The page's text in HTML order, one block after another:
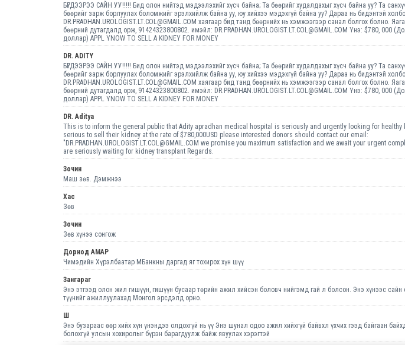
БҮГДЭЭРЭЭ САЙН УУ!!!!! Бид олон нийтэд мэдээлэхийг хүсч байна; Та бөөрийг худалдахыг хүсч байна уу? Та
бөөрийг зарж борлуулах боломжийг эрэлхийлж байна уу, юу хийхээ мэдэхгүй байна уу? Дараа нь бидэнтэй
DR.PRADHAN.UROLOGIST.LT.COL@GMAIL.COM хаягаар бид танд бөөрнийх нь хэмжээгээр санал болгох болно.
бөөрний дутагдалд орж, 91424323800802. имэйл: DR.PRADHAN.UROLOGIST.LT.COL@GMAIL.COM Yнэ: $780, 000
доллар) APPL YNOW TO SELL A KIDNEY FOR MONEY
DR. ADITY
БҮГДЭЭРЭЭ САЙН УУ!!!!! Бид олон нийтэд мэдээлэхийг хүсч байна; Та бөөрийг худалдахыг хүсч байна уу? Та
бөөрийг зарж борлуулах боломжийг эрэлхийлж байна уу, юу хийхээ мэдэхгүй байна уу? Дараа нь бидэнтэй
DR.PRADHAN.UROLOGIST.LT.COL@GMAIL.COM хаягаар бид танд бөөрнийх нь хэмжээгээр санал болгох болно.
бөөрний дутагдалд орж, 91424323800802. имэйл: DR.PRADHAN.UROLOGIST.LT.COL@GMAIL.COM Yнэ: $780, 000
доллар) APPL YNOW TO SELL A KIDNEY FOR MONEY
DR. Aditya
This is to inform the general public that Adity apradhan medical hospital is seriously and urgently looking for
serious to sell their kidney at the rate of $780,000USD please interested donors should contact our email:
"DR.PRADHAN.UROLOGIST.LT.COL@GMAIL.COM we promise you maximum satisfaction and we await your urgent
are seriously waiting for kidney transplant Regards.
Зочин
Маш зөв. Дэмжнээ
Хас
Зөв
Зочин
Зөв хүнээ сонгож
Дорнод АМАР
Чимэдийн Хүрэлбаатар МБанкны даргад яг тохирох хүн шүү
Зангараг
Энэ этгээд олон жил гишүүн, гишүүн бусаар төрийн ажил хийсэн боловч нийгэмд гай л болсон. Энэ хүнээс сайн
түүнийг ажиллуулахад Монгол эрсдэлд орно.
Ш
Энэ бузараас өөр хийх хүн үнэндээ олдохгүй нь үү Энэ шунал одоо ажил хийхгүй байвхл үхчих гээд байгаан
болохгүй улсын хохиролыг бүрэн барагдуулж байж явуулах хэрэгтэй